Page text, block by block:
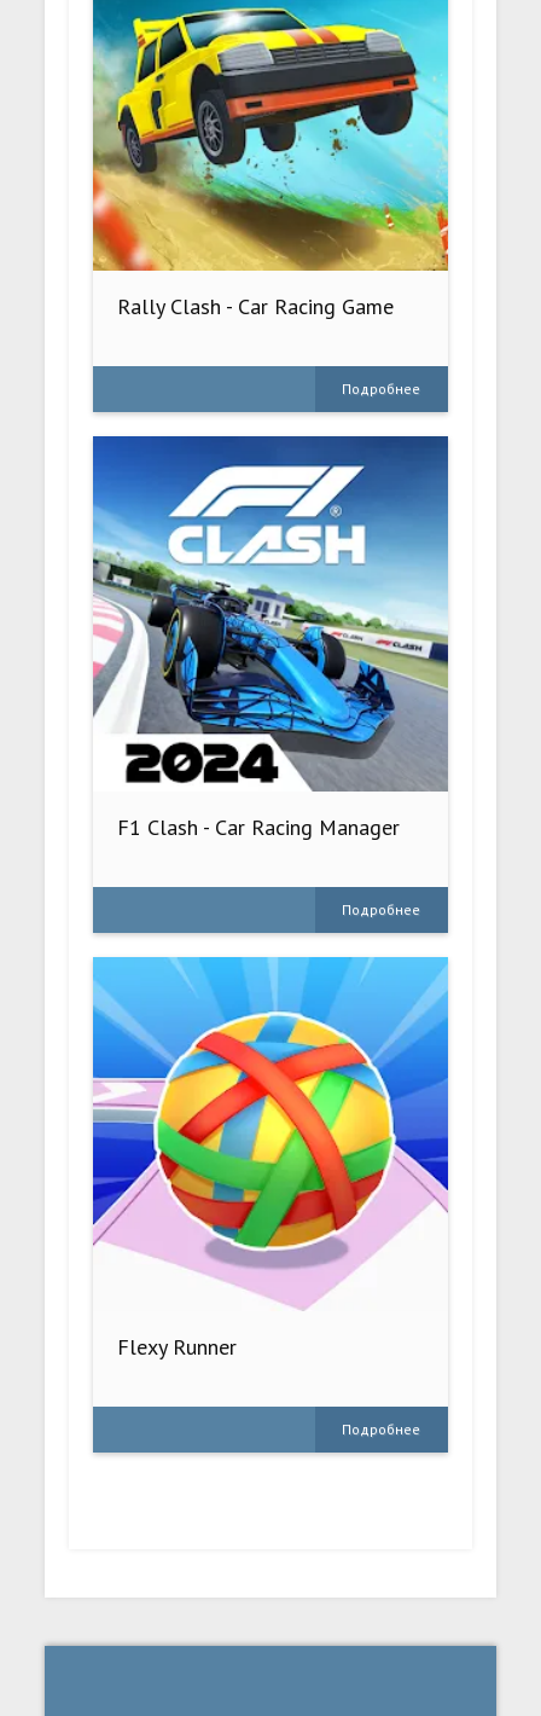
Rally Clash - Car Racing Game
Подробнее
F1 Clash - Car Racing Manager
Подробнее
Flexy Runner
Подробнее